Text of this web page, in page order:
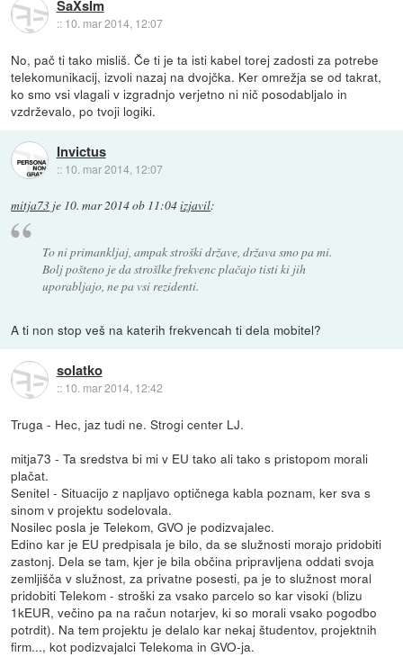
SaXsIm
:: 10. mar 2014, 12:07
No, pač ti tako misliš. Če ti je ta isti kabel torej zadosti za potrebe
telekomunikacij, izvoli nazaj na dvojčka. Ker omrežja se od takrat,
ko smo vsi vlagali v izgradnjo verjetno ni nič posodabljalo in
vzdrževalo, po tvoji logiki.
Invictus
:: 10. mar 2014, 12:07
mitja73 je 10. mar 2014 ob 11:04izjavil:
To ni primankljaj, ampak stroški države, država smo pa mi.
Bolj pošteno je da strošlke frekvenc plačajo tisti ki jih
uporabljajo, ne pa vsi rezidenti.
A ti non stop veš na katerih frekvencah ti dela mobitel?
solatko
:: 10. mar 2014, 12:42
Truga - Hec, jaz tudi ne. Strogi center LJ.
mitja73 - Ta sredstva bi mi v EU tako ali tako s pristopom morali
plačat.
Senitel - Situacijo z napljavo optičnega kabla poznam, ker sva s
sinom v projektu sodelovala.
Nosilec posla je Telekom, GVO je podizvajalec.
Edino kar je EU predpisala je bilo, da se služnosti morajo pridobiti
zastonj. Dela se tam, kjer je bila občina pripravljena oddati svoja
zemljišča v služnost, za privatne posesti, pa je to služnost moral
pridobiti Telekom - stroški za vsako parcelo so kar visoki (blizu
1kEUR, večino pa na račun notarjev, ki so morali vsako pogodbo
potrdit). Na tem projektu je delalo kar nekaj študentov, projektnih
firm..., kot podizvajalci Telekoma in GVO-ja.